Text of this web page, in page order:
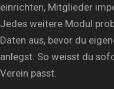
einrichten, Mitglieder
Jedes weitere Modul
Daten aus, bevor du
anlegst. So weisst du
Verein passt.